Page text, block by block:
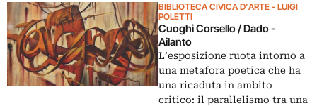
BIBLIOTECA CIVICA D'ARTE - LUIGI
POLETTI
Cuoghi Corsello / Dado -
Ailanto
L’esposizione ruota intorno a
una metafora poetica che ha
una ricaduta in ambito
critico: il parallelismo tra una